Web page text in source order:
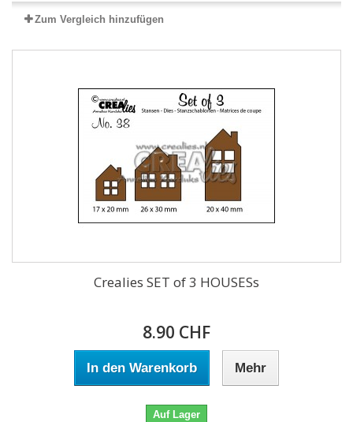
Zum Vergleich hinzufügen
Crealies SET of 3 HOUSESs
8.90 CHF
In den Warenkorb Mehr
Auf Lager